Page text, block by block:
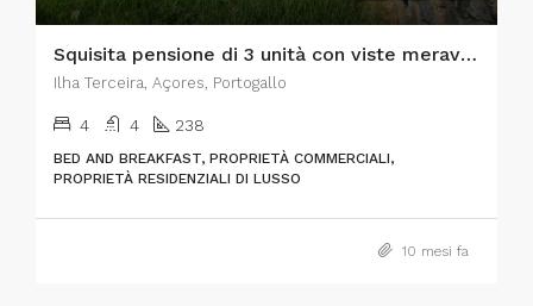
Squisita pensione di 3 unità con viste meravigliose a Lajes, Isola di Terceira
Ilha Terceira, Açores, Portogallo
4 4 238
BED AND BREAKFAST, PROPRIETÀ COMMERCIALI,
PROPRIETÀ RESIDENZIALI DI LUSSO
10 mesi fa